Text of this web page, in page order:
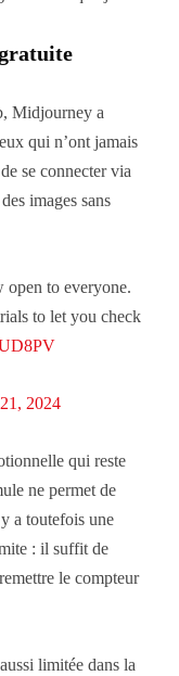
Midjourney a
qui n’ont jamais
se connecter via
images sans
to everyone.
to let you check
2024
qui reste
ne permet de
a toutefois une
: il suffit de
le compteur
limitée dans la